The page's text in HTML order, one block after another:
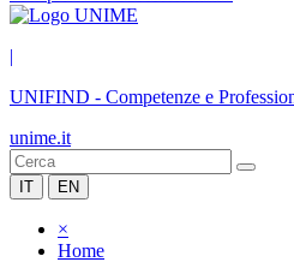
|
UNIFIND - Competenze e
unime.it
IT EN
×
Home